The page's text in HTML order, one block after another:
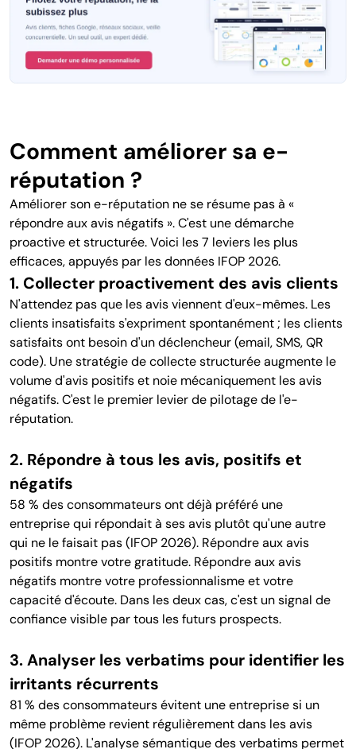
Comment améliorer sa e-
réputation ?
Améliorer son e-réputation ne se résume pas à «
répondre aux avis négatifs ». C'est une démarche
proactive et structurée. Voici les 7 leviers les plus
efficaces, appuyés par les données IFOP 2026.
1. Collecter proactivement des avis clients
N'attendez pas que les avis viennent d'eux-mêmes. Les
clients insatisfaits s'expriment spontanément ; les clients
satisfaits ont besoin d'un déclencheur (email, SMS, QR
code). Une stratégie de collecte structurée augmente le
volume d'avis positifs et noie mécaniquement les avis
négatifs. C'est le premier levier de pilotage de l'e-
réputation.
2. Répondre à tous les avis, positifs et
négatifs
58 % des consommateurs ont déjà préféré une
entreprise qui répondait à ses avis plutôt qu'une autre
qui ne le faisait pas (IFOP 2026). Répondre aux avis
positifs montre votre gratitude. Répondre aux avis
négatifs montre votre professionnalisme et votre
capacité d'écoute. Dans les deux cas, c'est un signal de
confiance visible par tous les futurs prospects.
3. Analyser les verbatims pour identifier les
irritants récurrents
81 % des consommateurs évitent une entreprise si un
même problème revient régulièrement dans les avis
(IFOP 2026). L'analyse sémantique des verbatims permet